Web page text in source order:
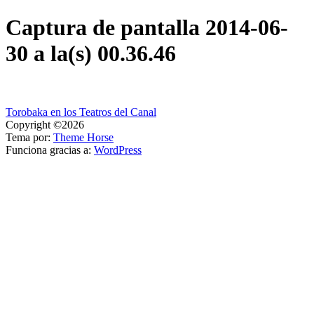
Captura de pantalla 2014-06-
30 a la(s) 00.36.46
Navegación
de
entradas
Torobaka en los Teatros del Canal
Copyright ©2026
Tema por: Theme Horse
Funciona gracias a: WordPress